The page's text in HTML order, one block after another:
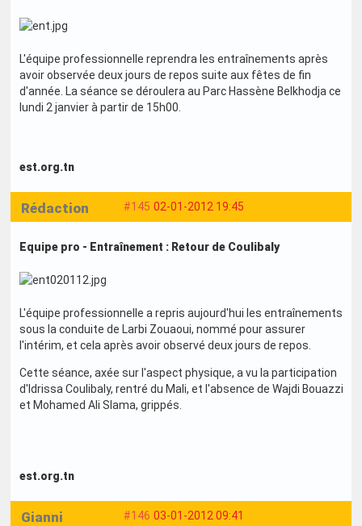
L'équipe professionnelle reprendra les entraînements après
avoir observée deux jours de repos suite aux fêtes de fin
d'année. La séance se déroulera au Parc Hassène Belkhodja ce
lundi 2 janvier à partir de 15h00.
est.org.tn
#145 02-01-2012 19:45
Rédaction
Equipe pro - Entraînement : Retour de Coulibaly
L'équipe professionnelle a repris aujourd'hui les entraînements
sous la conduite de Larbi Zouaoui, nommé pour assurer
l'intérim, et cela après avoir observé deux jours de repos.
Cette séance, axée sur l'aspect physique, a vu la participation
d'Idrissa Coulibaly, rentré du Mali, et l'absence de Wajdi Bouazzi
et Mohamed Ali Slama, grippés.
est.org.tn
#146 03-01-2012 09:41
Gianni